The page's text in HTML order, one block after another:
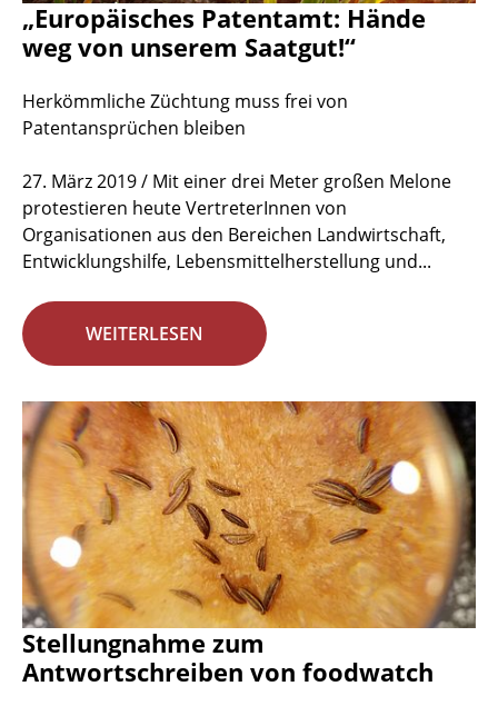
„Europäisches Patentamt: Hände
weg von unserem Saatgut!“
Herkömmliche Züchtung muss frei von
Patentansprüchen bleiben
27. März 2019 / Mit einer drei Meter großen Melone
protestieren heute VertreterInnen von
Organisationen aus den Bereichen Landwirtschaft,
Entwicklungshilfe, Lebensmittelherstellung und...
WEITERLESEN
Stellungnahme zum
Antwortschreiben von foodwatch